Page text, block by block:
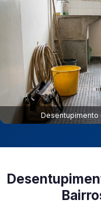
Desentupimento